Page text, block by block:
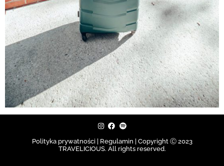
Polityka prywatności | Regulamin |
Copyright Ⓒ 2023
TRAVELICIOUS. All rights reserved.